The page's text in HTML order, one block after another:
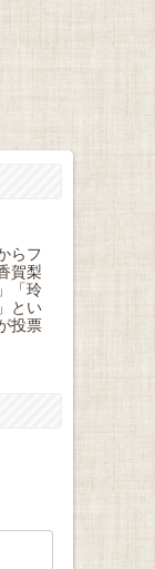
らフ
賀梨
「玲
とい
投票